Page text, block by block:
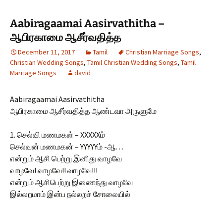
Aabiragaamai Aasirvathitha –
ஆபிரகாமை ஆசீர்வதித்த
December 11, 2017 Tamil Christian Marriage Songs,
Christian Wedding Songs, Tamil Christian Wedding Songs, Tamil
Marriage Songs
david
Aabiragaamai Aasirvathitha
ஆபிரகாமை ஆசீர்வதித்த ஆண்டவா அருளுமே
1. செல்வி மணமகள் – XXXXXம்
செல்வன் மணமகன் – YYYYYம் -ஆ…
என்றும் ஆசி பெற்று இனிது வாழவே
வாழவே! வாழவே!! வாழவே!!!
என்றும் ஆசிபெற்று இணைந்து வாழவே
இல்லறமாம் இன்ப நல்லறச் சோலையில்